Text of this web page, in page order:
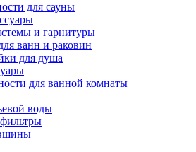
для сауны
и гарнитуры
ванн и раковин
для душа
для ванной комнаты
воды